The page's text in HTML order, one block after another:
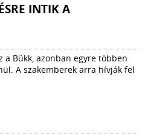
INTIK A
Bükk, azonban egyre többen
A szakemberek arra hívják fel